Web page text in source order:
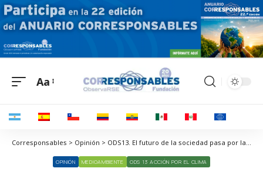
Aa
Corresponsables > Opinión > ODS13. El futuro de la sociedad pasa por la corresponsabilidad
OPINIÓN MEDIOAMBIENTE ODS 13 ACCIÓN POR EL CLIMA